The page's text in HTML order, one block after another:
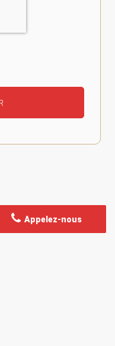
Appelez-nous